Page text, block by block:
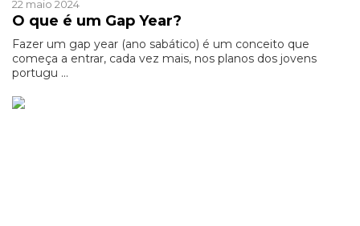
22 maio 2024
O que é um Gap Year?
Fazer um gap year (ano sabático) é um conceito que
começa a entrar, cada vez mais, nos planos dos jovens
portugu ...